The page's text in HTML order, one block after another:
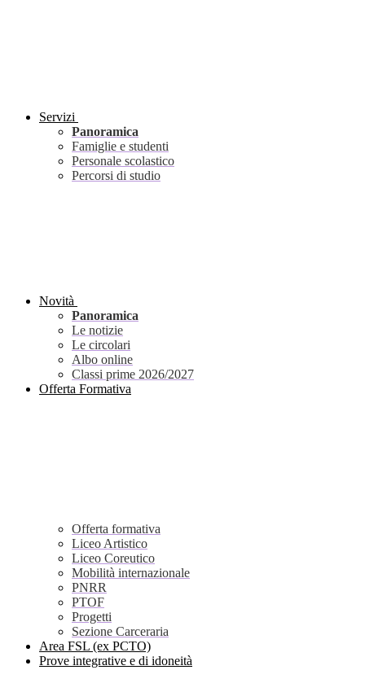
Servizi
Panoramica
Famiglie e studenti
Personale scolastico
Percorsi di studio
Novità
Panoramica
Le notizie
Le circolari
Albo online
Classi prime 2026/2027
Offerta Formativa
Offerta formativa
Liceo Artistico
Liceo Coreutico
Mobilità internazionale
PNRR
PTOF
Progetti
Sezione Carceraria
Area FSL (ex PCTO)
Prove integrative e di idoneità